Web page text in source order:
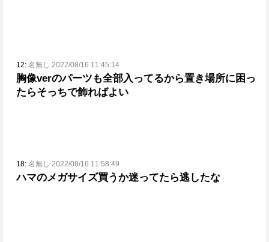
12: 名無し 2022/08/16 11:45:14
胸像verのパーツも全部入ってるから置き場所に困っ
たらそっちで飾ればよい
18: 名無し 2022/08/16 11:58:49
ハマのメガサイズ買うか迷ってたら逃したな